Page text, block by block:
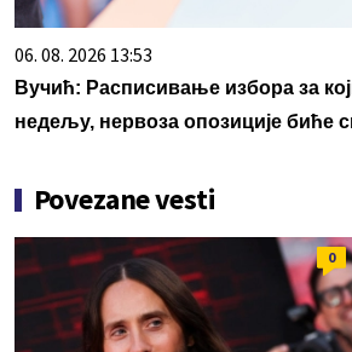
06. 08. 2026 13:53
Вучић: Расписивање избора за
недељу, нервоза опозиције биће
Povezane vesti
0